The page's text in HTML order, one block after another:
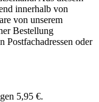
innerhalb von
von unserem
Bestellung
Postfachadressen oder
5,95 €.